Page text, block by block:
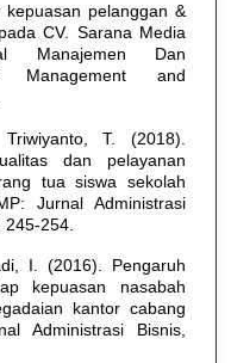
pelanggan &
CV. Sarana Media
Manajemen Dan
Management and
T. (2018).
dan pelayanan
tua siswa sekolah
Jurnal Administrasi
254.
I. (2016). Pengaruh
kepuasan nasabah
kantor cabang
Administrasi Bisnis,